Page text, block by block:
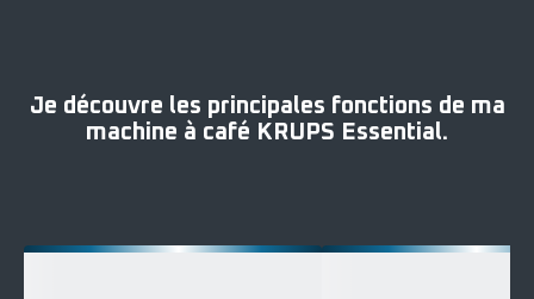
Je découvre les principales fonctions de ma
machine à café KRUPS Essential.